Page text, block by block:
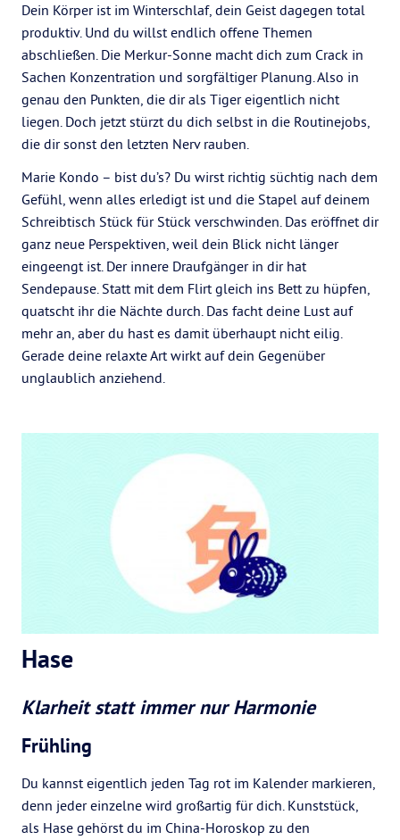
Dein Körper ist im Winterschlaf, dein Geist dagegen total
produktiv. Und du willst endlich offene Themen
abschließen. Die Merkur-Sonne macht dich zum Crack in
Sachen Konzentration und sorgfältiger Planung. Also in
genau den Punkten, die dir als Tiger eigentlich nicht
liegen. Doch jetzt stürzt du dich selbst in die Routinejobs,
die dir sonst den letzten Nerv rauben.
Marie Kondo – bist du’s? Du wirst richtig süchtig nach dem
Gefühl, wenn alles erledigt ist und die Stapel auf deinem
Schreibtisch Stück für Stück verschwinden. Das eröffnet dir
ganz neue Perspektiven, weil dein Blick nicht länger
eingeengt ist. Der innere Draufgänger in dir hat
Sendepause. Statt mit dem Flirt gleich ins Bett zu hüpfen,
quatscht ihr die Nächte durch. Das facht deine Lust auf
mehr an, aber du hast es damit überhaupt nicht eilig.
Gerade deine relaxte Art wirkt auf dein Gegenüber
unglaublich anziehend.
Hase
Klarheit statt immer nur Harmonie
Frühling
Du kannst eigentlich jeden Tag rot im Kalender markieren,
denn jeder einzelne wird großartig für dich. Kunststück,
als Hase gehörst du im China-Horoskop zu den